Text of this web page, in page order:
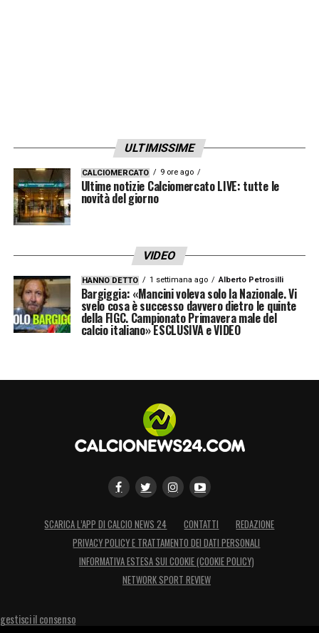
ULTIMISSIME
CALCIOMERCATO 9 ore ago
Ultime notizie Calciomercato LIVE: tutte le
novità del giorno
VIDEO
HANNO DETTO 1 settimana ago Alberto Petrosilli
Bargiggia: «Mancini voleva solo la Nazionale. Vi
svelo cosa è successo davvero dietro le quinte
della FIGC. Campionato Primavera male del
calcio italiano» ESCLUSIVA e VIDEO
SCARICA L’APP DI CALCIO NEWS 24 CONTATTI
REDAZIONE
PRIVACY POLICY E TRATTAMENTO DEI DATI PERSONALI
INFORMATIVA ESTESA SUI COOKIE (COOKIE POLICY)
NETWORK SPORT REVIEW
gestisci il consenso